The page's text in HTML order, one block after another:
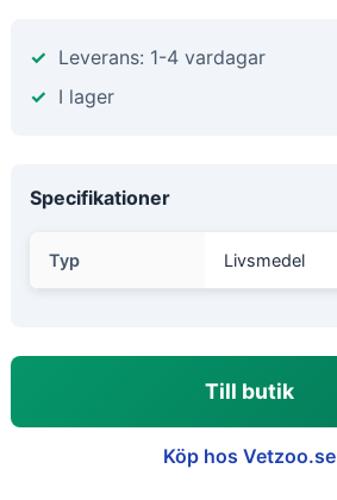
Leverans: 1-4 vardagar
I lager
Specifikationer
Typ Livsmedel
Till butik
Köp hos Vetzoo.se